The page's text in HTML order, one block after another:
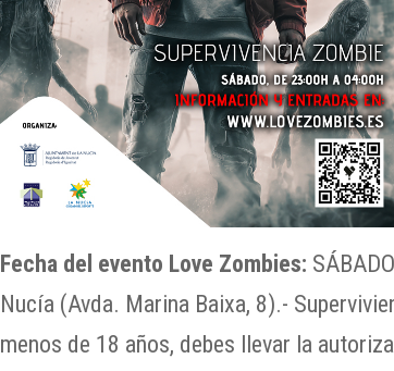
Fecha del evento Love Zombies:
Nucía (Avda. Marina Baixa, 8).-
menos de 18 años, debes llevar la